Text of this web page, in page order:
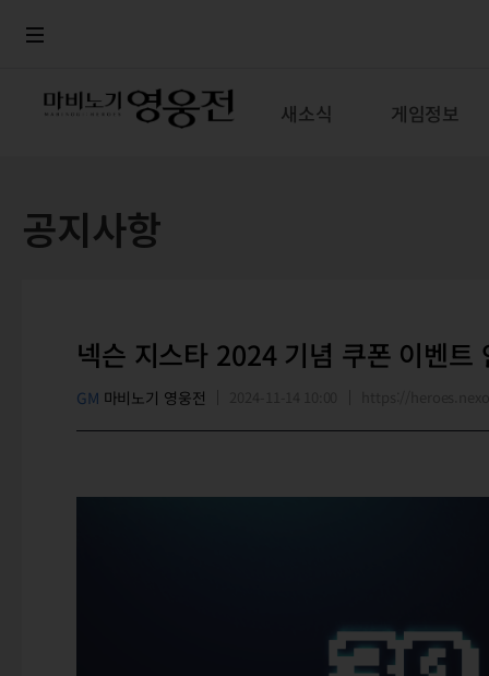
새소식 게임정보
공지사항
넥슨 지스타 2024 기념 쿠폰 이벤트
GM 마비노기 영웅전